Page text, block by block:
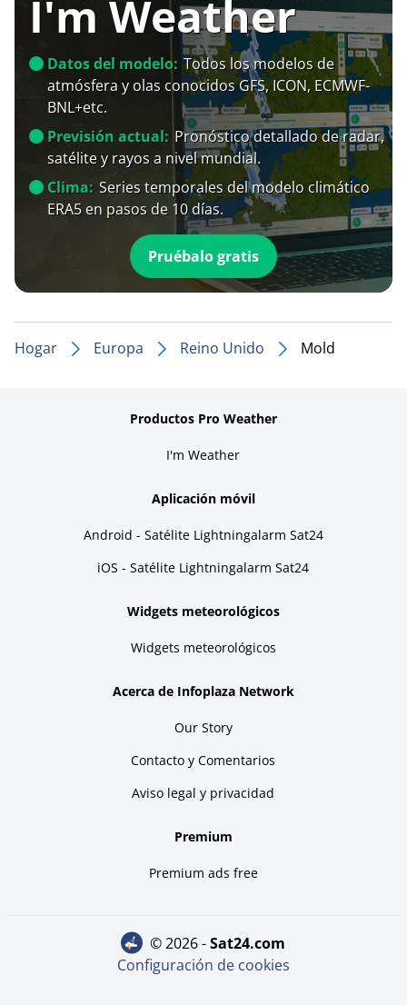
I'm Weather
Datos del modelo: Todos los modelos de
atmósfera y olas conocidos GFS, ICON, ECMWF-
BNL+etc.
Previsión actual: Pronóstico detallado de radar,
satélite y rayos a nivel mundial.
Clima: Series temporales del modelo climático
ERA5 en pasos de 10 días.
Pruébalo gratis
Hogar Europa Reino Unido Mold
Productos Pro Weather
I'm Weather
Aplicación móvil
Android - Satélite Lightningalarm Sat24
iOS - Satélite Lightningalarm Sat24
Widgets meteorológicos
Widgets meteorológicos
Acerca de Infoplaza Network
Our Story
Contacto y Comentarios
Aviso legal y privacidad
Premium
Premium ads free
© 2026 - sat24.com
Configuración de cookies